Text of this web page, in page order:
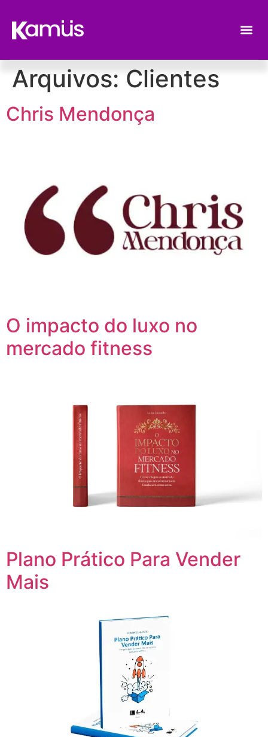
Arquivos: Clientes
Chris Mendonça
O impacto do luxo no
mercado fitness
Plano Prático Para Vender
Mais